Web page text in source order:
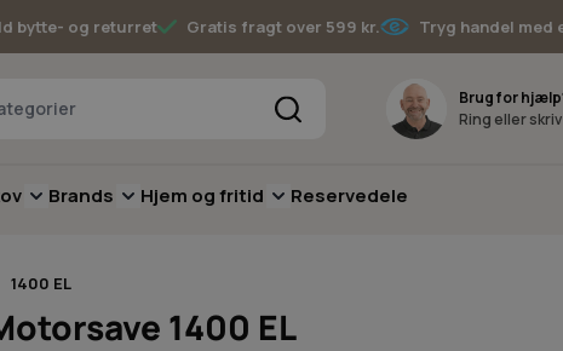
bytte- og returret Gratis fragt over 599 kr. Tryg handel med
Brug for
Ring eller
for Batterimaskiner
submenu for Have
Toggle submenu for Skov
Brands Toggle submenu for Brands
Hjem og fritid Toggle submenu for Hjem og fritid
Reservedele
1400 EL
1400 EL